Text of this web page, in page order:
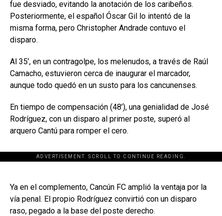
fue desviado, evitando la anotación de los caribeños.
Posteriormente, el español Óscar Gil lo intentó de la
misma forma, pero Christopher Andrade contuvo el
disparo.
Al 35’, en un contragolpe, los melenudos, a través de Raúl
Camacho, estuvieron cerca de inaugurar el marcador,
aunque todo quedó en un susto para los cancunenses.
En tiempo de compensación (48’), una genialidad de José
Rodríguez, con un disparo al primer poste, superó al
arquero Cantú para romper el cero.
ADVERTISEMENT. SCROLL TO CONTINUE READING.
[adsforwp id="243463"]
Ya en el complemento, Cancún FC amplió la ventaja por la
vía penal. El propio Rodríguez convirtió con un disparo
raso, pegado a la base del poste derecho.